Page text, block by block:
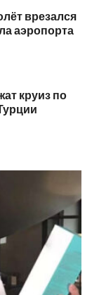
врезался
аэропорта
круиз по